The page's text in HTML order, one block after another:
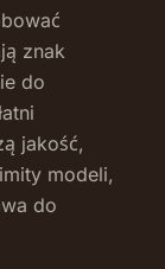
znak
do
jakość,
modeli,
do